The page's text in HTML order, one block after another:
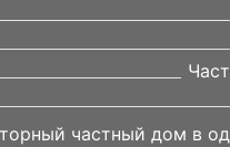
частный дом в